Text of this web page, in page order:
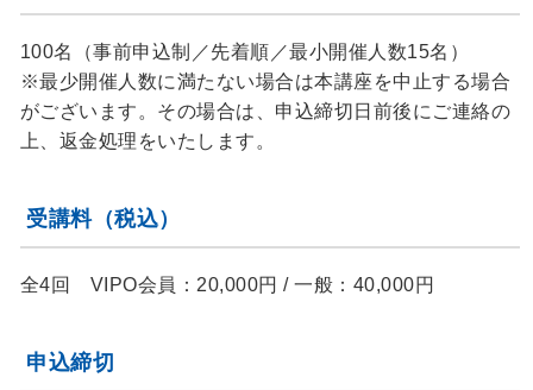
100名（事前申込制／先着順／最小開催人数15名）
※最少開催人数に満たない場合は本講座を中止する場合
がございます。その場合は、申込締切日前後にご連絡の
上、返金処理をいたします。
受講料（税込）
全4回 VIPO会員：20,000円 / 一般：40,000円
申込締切